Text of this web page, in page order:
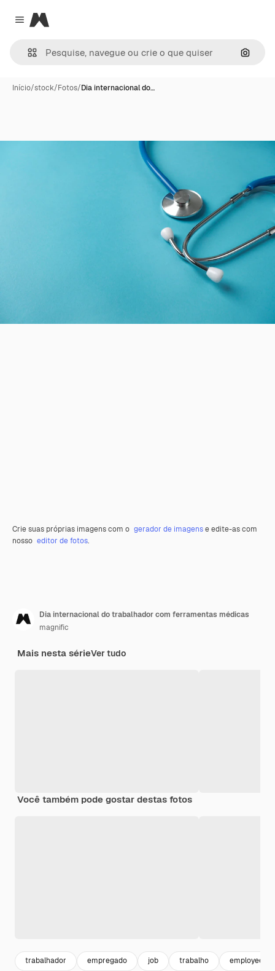
Close menu
Magnific
Início/stock/Fotos/Dia internacional do…
Crie suas próprias imagens com o gerador de imagense edite-as com
nosso editor de fotos.
Dia internacional do trabalhador com ferramentas médicas
magnific
Mais nesta sérieVer tudo
Você também pode gostar destas fotos
trabalhador empregado job trabalho employee